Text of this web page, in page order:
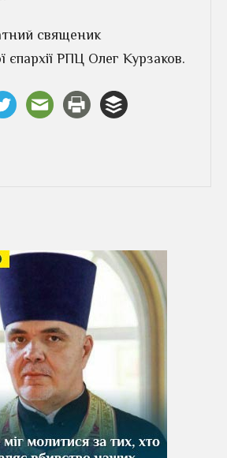
священик
єпархії РПЦ Олег Курзаков.